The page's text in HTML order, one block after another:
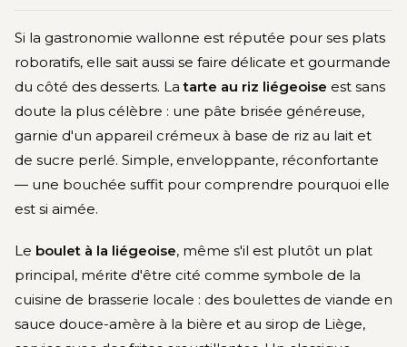
Si la gastronomie wallonne est réputée pour ses plats
roboratifs, elle sait aussi se faire délicate et gourmande
du côté des desserts. Latarte au riz liégeoise est sans
doute la plus célèbre : une pâte brisée généreuse,
garnie d'un appareil crémeux à base de riz au lait et
de sucre perlé. Simple, enveloppante, réconfortante
— une bouchée suffit pour comprendre pourquoi elle
est si aimée.
Le boulet à la liégeoise, même s'il est plutôt un plat
principal, mérite d'être cité comme symbole de la
cuisine de brasserie locale : des boulettes de viande en
sauce douce-amère à la bière et au sirop de Liège,